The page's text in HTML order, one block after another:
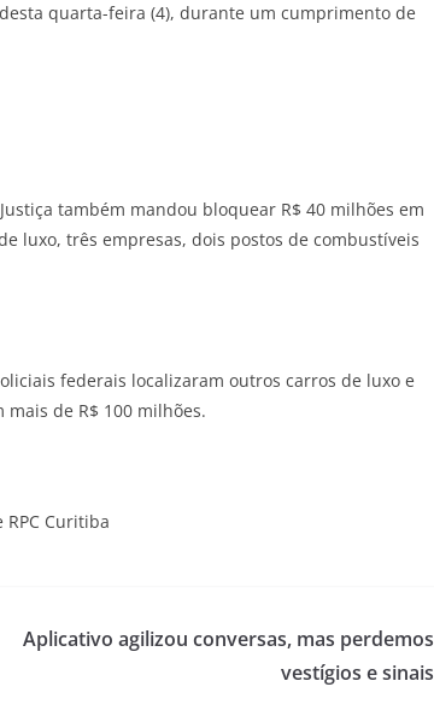
quarta-feira (4), durante um cumprimento de
também mandou bloquear R$ 40 milhões em
luxo, três empresas, dois postos de combustíveis
federais localizaram outros carros de luxo e
de R$ 100 milhões.
RPC Curitiba
Aplicativo agilizou conversas, mas perdemos
vestígios e sinais